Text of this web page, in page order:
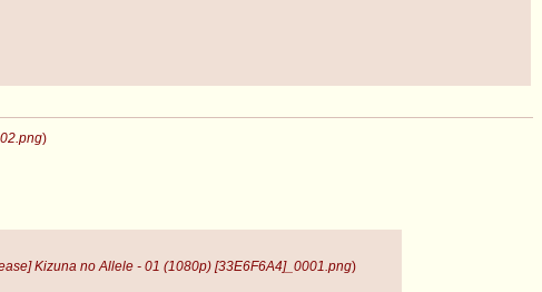
)
Kizuna no Allele - 01 (1080p) [33E6F6A4]_0001.png)